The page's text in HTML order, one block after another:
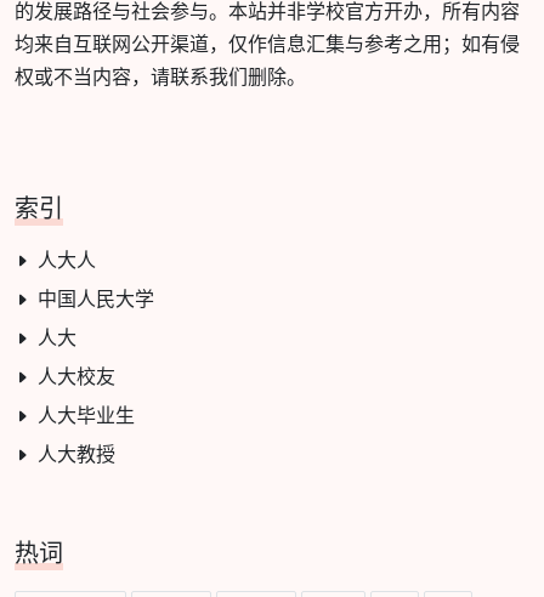
的发展路径与社会参与。本站并非学校官方开办，所有内容
均来自互联网公开渠道，仅作信息汇集与参考之用；如有侵
权或不当内容，请联系我们删除。
索引
人大人
中国人民大学
人大
人大校友
人大毕业生
人大教授
热词